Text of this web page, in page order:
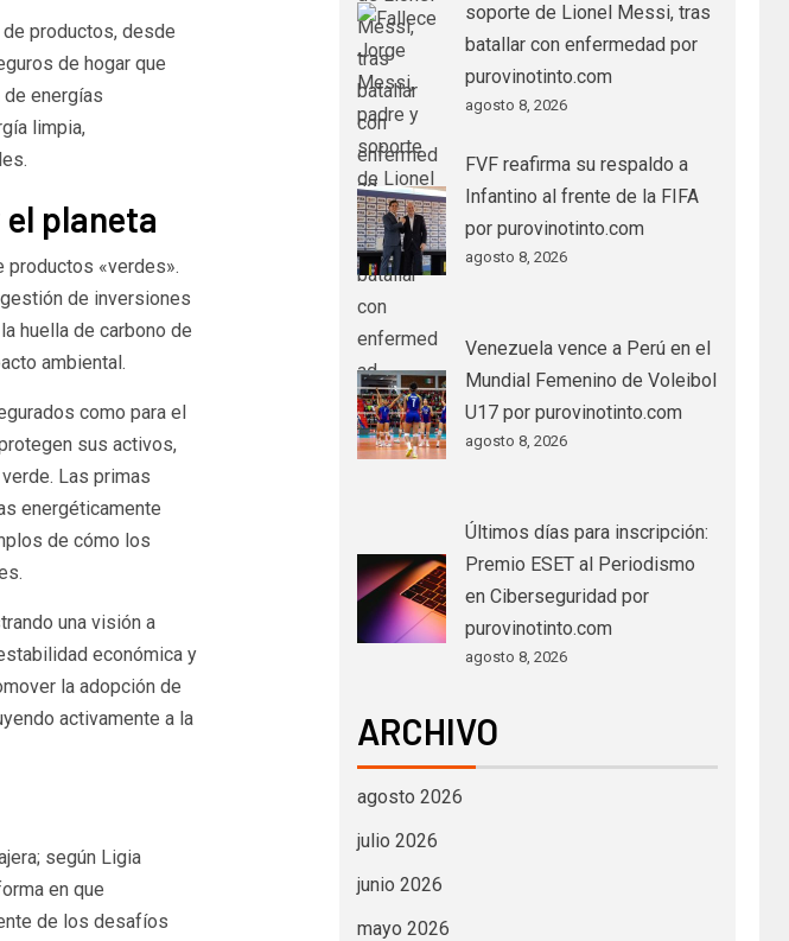
productos, desde
de hogar que
energías
limpia,
planeta
productos «verdes».
de inversiones
huella de carbono de
ambiental.
como para el
sus activos,
Las primas
energéticamente
de cómo los
una visión a
económica y
la adopción de
activamente a la
según Ligia
en que
de los desafíos
soporte de Lionel Messi, tras
batallar con enfermedad por
purovinotinto.com
agosto 8, 2026
FVF reafirma su respaldo a
Infantino al frente de la FIFA
por purovinotinto.com
agosto 8, 2026
Venezuela vence a Perú en el
Mundial Femenino de Voleibol
U17 por purovinotinto.com
agosto 8, 2026
Últimos días para inscripción:
Premio ESET al Periodismo
en Ciberseguridad por
purovinotinto.com
agosto 8, 2026
ARCHIVO
agosto 2026
julio 2026
junio 2026
mayo 2026